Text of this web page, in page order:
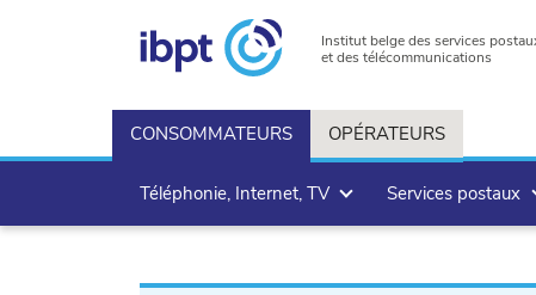
Institut belge des services
et des télécommunications
CONSOMMATEURS OPÉRATEURS
Téléphonie, Internet, TV Services postaux